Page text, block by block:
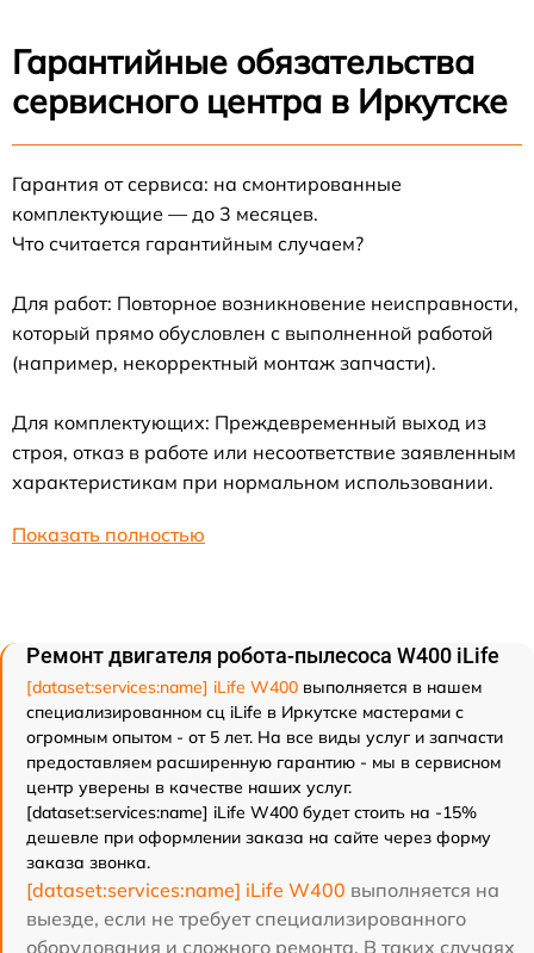
Гарантийные обязательства
сервисного центра в Иркутске
Гарантия от сервиса: на смонтированные
комплектующие — до 3 месяцев.
Что считается гарантийным случаем?
Для работ: Повторное возникновение неисправности,
который прямо обусловлен с выполненной работой
(например, некорректный монтаж запчасти).
Для комплектующих: Преждевременный выход из
строя, отказ в работе или несоответствие заявленным
характеристикам при нормальном использовании.
Показать полностью
Ремонт двигателя робота-пылесоса W400 iLife
[dataset:services:name] iLife W400 выполняется в нашем
специализированном сц iLife в Иркутске мастерами с
огромным опытом - от 5 лет. На все виды услуг и запчасти
предоставляем расширенную гарантию - мы в сервисном
центр уверены в качестве наших услуг.
[dataset:services:name] iLife W400 будет стоить на -15%
дешевле при оформлении заказа на сайте через форму
заказа звонка.
[dataset:services:name] iLife W400 выполняется на
выезде, если не требует специализированного
оборудования и сложного ремонта. В таких случаях